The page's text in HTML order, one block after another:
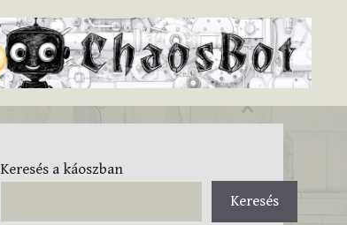
Keresés a káoszban
Keresés